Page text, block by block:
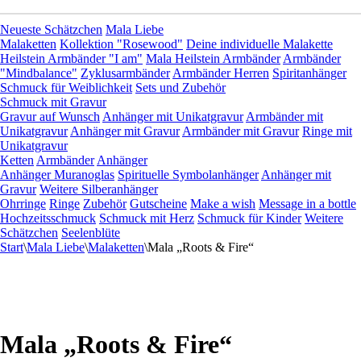
Neueste Schätzchen Mala Liebe
Malaketten Kollektion "Rosewood" Deine individuelle Malakette
Heilstein Armbänder "I am" Mala Heilstein Armbänder Armbänder
"Mindbalance" Zyklusarmbänder Armbänder Herren Spiritanhänger
Schmuck für Weiblichkeit Sets und Zubehör
Schmuck mit Gravur
Gravur auf Wunsch Anhänger mit Unikatgravur Armbänder mit
Unikatgravur Anhänger mit Gravur Armbänder mit Gravur Ringe mit
Unikatgravur
Ketten Armbänder Anhänger
Anhänger Muranoglas Spirituelle Symbolanhänger Anhänger mit
Gravur Weitere Silberanhänger
Ohrringe Ringe Zubehör Gutscheine Make a wish Message in a bottle
Hochzeitsschmuck Schmuck mit Herz Schmuck für Kinder Weitere
Schätzchen Seelenblüte
Start\Mala Liebe\Malaketten\Mala „Roots & Fire“
Mala „Roots & Fire“